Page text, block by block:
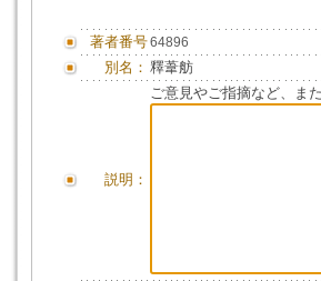
著者番号64896
別名： 釋葦舫
説明：
ご意見やご指摘など、ま